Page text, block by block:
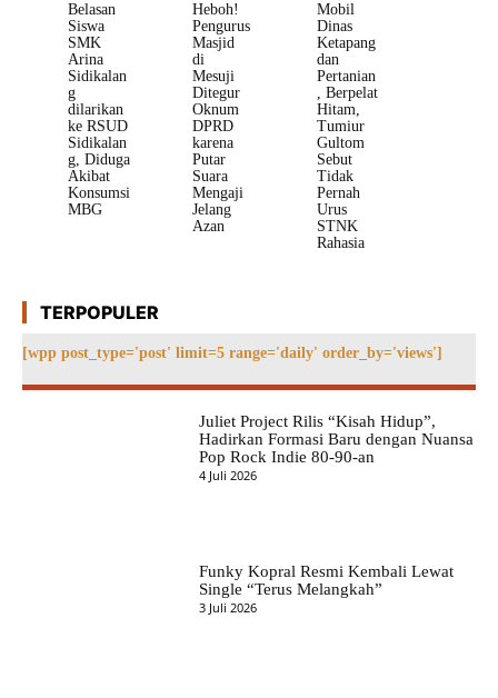
Belasan
Siswa
SMK
Arina
Sidikalan
g
dilarikan
ke RSUD
Sidikalan
g, Diduga
Akibat
Konsumsi
MBG
Heboh!
Pengurus
Masjid
di
Mesuji
Ditegur
Oknum
DPRD
karena
Putar
Suara
Mengaji
Jelang
Azan
Mobil
Dinas
Ketapang
dan
Pertanian
, Berpelat
Hitam,
Tumiur
Gultom
Sebut
Tidak
Pernah
Urus
STNK
Rahasia
TERPOPULER
[wpp post_type='post' limit=5 range='daily' order_by='views']
Juliet Project Rilis “Kisah Hidup”,
Hadirkan Formasi Baru dengan Nuansa
Pop Rock Indie 80-90-an
4 Juli 2026
Funky Kopral Resmi Kembali Lewat
Single “Terus Melangkah”
3 Juli 2026